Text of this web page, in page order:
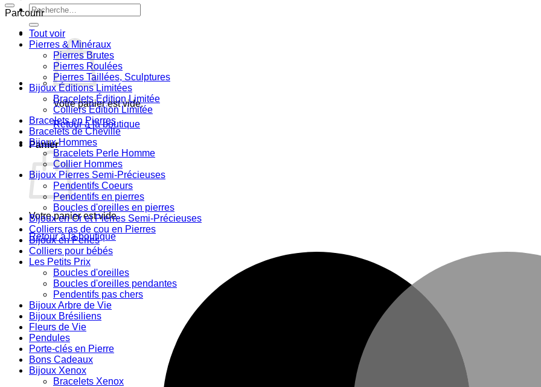
Recherche
pour :
Votre panier est vide.
Retour à la boutique
Panier
Votre panier est vide.
Retour à la boutique
Parcourir
Tout voir
Pierres & Minéraux
Pierres Brutes
Pierres Roulées
Pierres Taillées, Sculptures
Bijoux Éditions Limitées
Bracelets Édition Limitée
Colliers Édition Limitée
Bracelets en Pierres
Bracelets de Cheville
Bijoux Hommes
Bracelets Perle Homme
Collier Hommes
Bijoux Pierres Semi-Précieuses
Pendentifs Coeurs
Pendentifs en pierres
Boucles d'oreilles en pierres
Bijoux en Or et Pierres Semi-Précieuses
Colliers ras de cou en Pierres
Bijoux en Perles
Colliers pour bébés
Les Petits Prix
Boucles d'oreilles
Boucles d'oreilles pendantes
Pendentifs pas chers
Bijoux Arbre de Vie
Bijoux Brésiliens
Fleurs de Vie
Pendules
Porte-clés en Pierre
Bons Cadeaux
Bijoux Xenox
Bracelets Xenox